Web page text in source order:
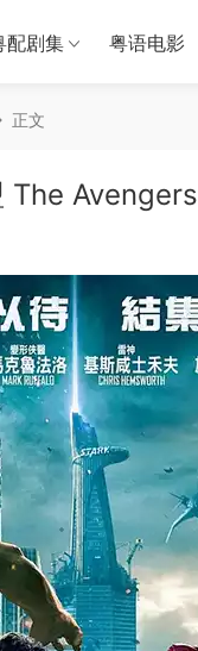
配剧集 粤语电影
正文
The Avengers